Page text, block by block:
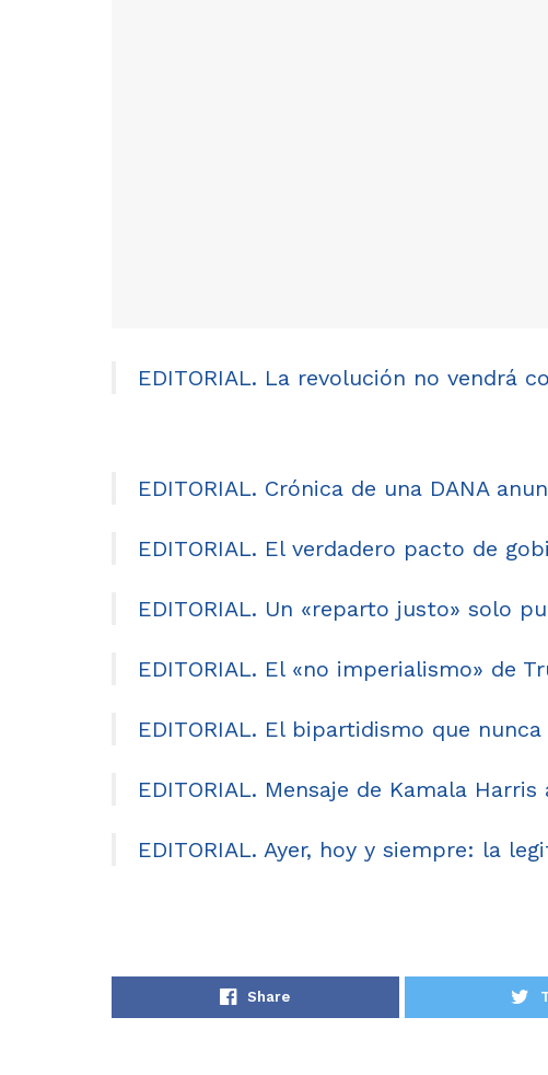
EDITORIAL. La revolución no vendrá
EDITORIAL. Crónica de una DANA
EDITORIAL. El verdadero pacto de
EDITORIAL. Un «reparto justo» solo
EDITORIAL. El «no imperialismo» de
EDITORIAL. El bipartidismo que
EDITORIAL. Mensaje de Kamala
EDITORIAL. Ayer, hoy y siempre: la
Share